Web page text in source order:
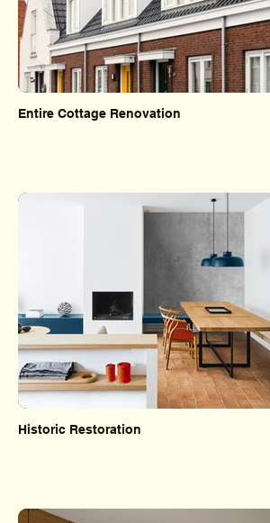
Entire Cottage Renovation
Historic Restoration